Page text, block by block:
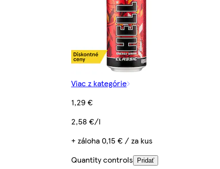
Viac z kategórie
1,29 €
2,58 €/l
+ záloha 0,15 € / za kus
Quantity controls
Pridať